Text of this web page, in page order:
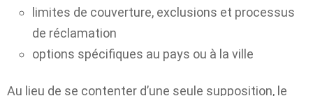
limites de couverture, exclusions et processus
de réclamation
options spécifiques au pays ou à la ville
Au lieu de se contenter d’une seule supposition, le